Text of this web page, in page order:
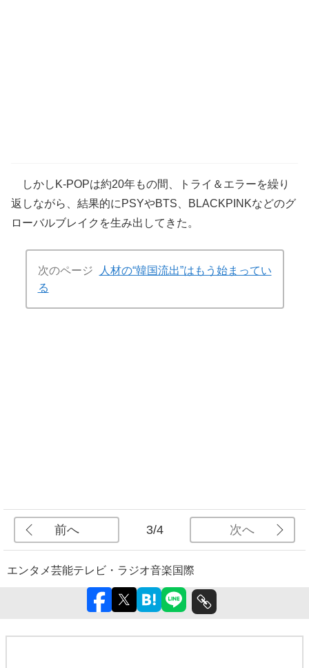
しかしK-POPは約20年もの間、トライ＆エラーを繰り
返しながら、結果的にPSYやBTS、BLACKPINKなどのグ
ローバルブレイクを生み出してきた。
次のページ
人材の“韓国流出”はもう始まってい
る
前へ 3/4 次へ
エンタメ芸能テレビ・ラジオ音楽国際